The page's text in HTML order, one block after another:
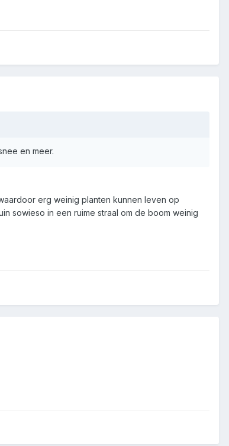
en meer.
erg weinig planten kunnen leven op
sowieso in een ruime straal om de boom weinig